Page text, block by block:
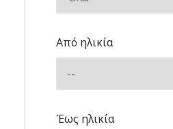
Από ηλικία
Έως ηλικία